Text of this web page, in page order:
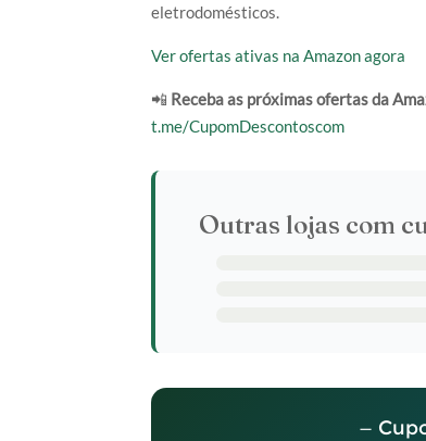
eletrodomésticos.
Ver ofertas ativas na Amazon agora
📲 Receba as próximas ofertas da
t.me/CupomDescontoscom
Outras lojas com
—